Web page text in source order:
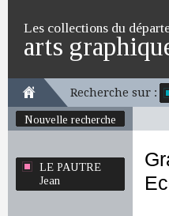
Les collections du
arts
Recherche sur :
Nouvelle recherche
LE PAUTRE
Jean